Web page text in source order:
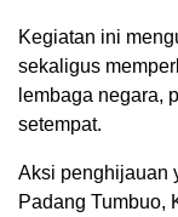
Kegiatan ini
sekaligus
lembaga negara,
setempat.
Aksi penghijauan
Padang Tumbuo,